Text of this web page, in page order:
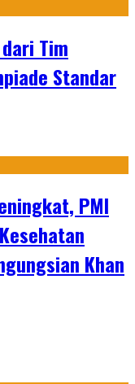
Tim
Standar
PMI
Khan